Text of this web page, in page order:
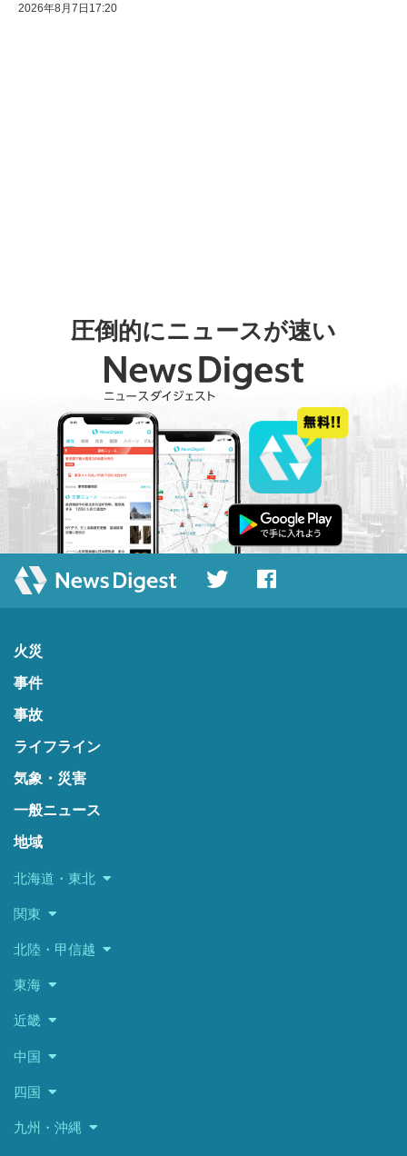
2026年8月7日17:20
圧倒的にニュースが速い
火災
事件
事故
ライフライン
気象・災害
一般ニュース
地域
北海道・東北
関東
北陸・甲信越
東海
近畿
中国
四国
九州・沖縄